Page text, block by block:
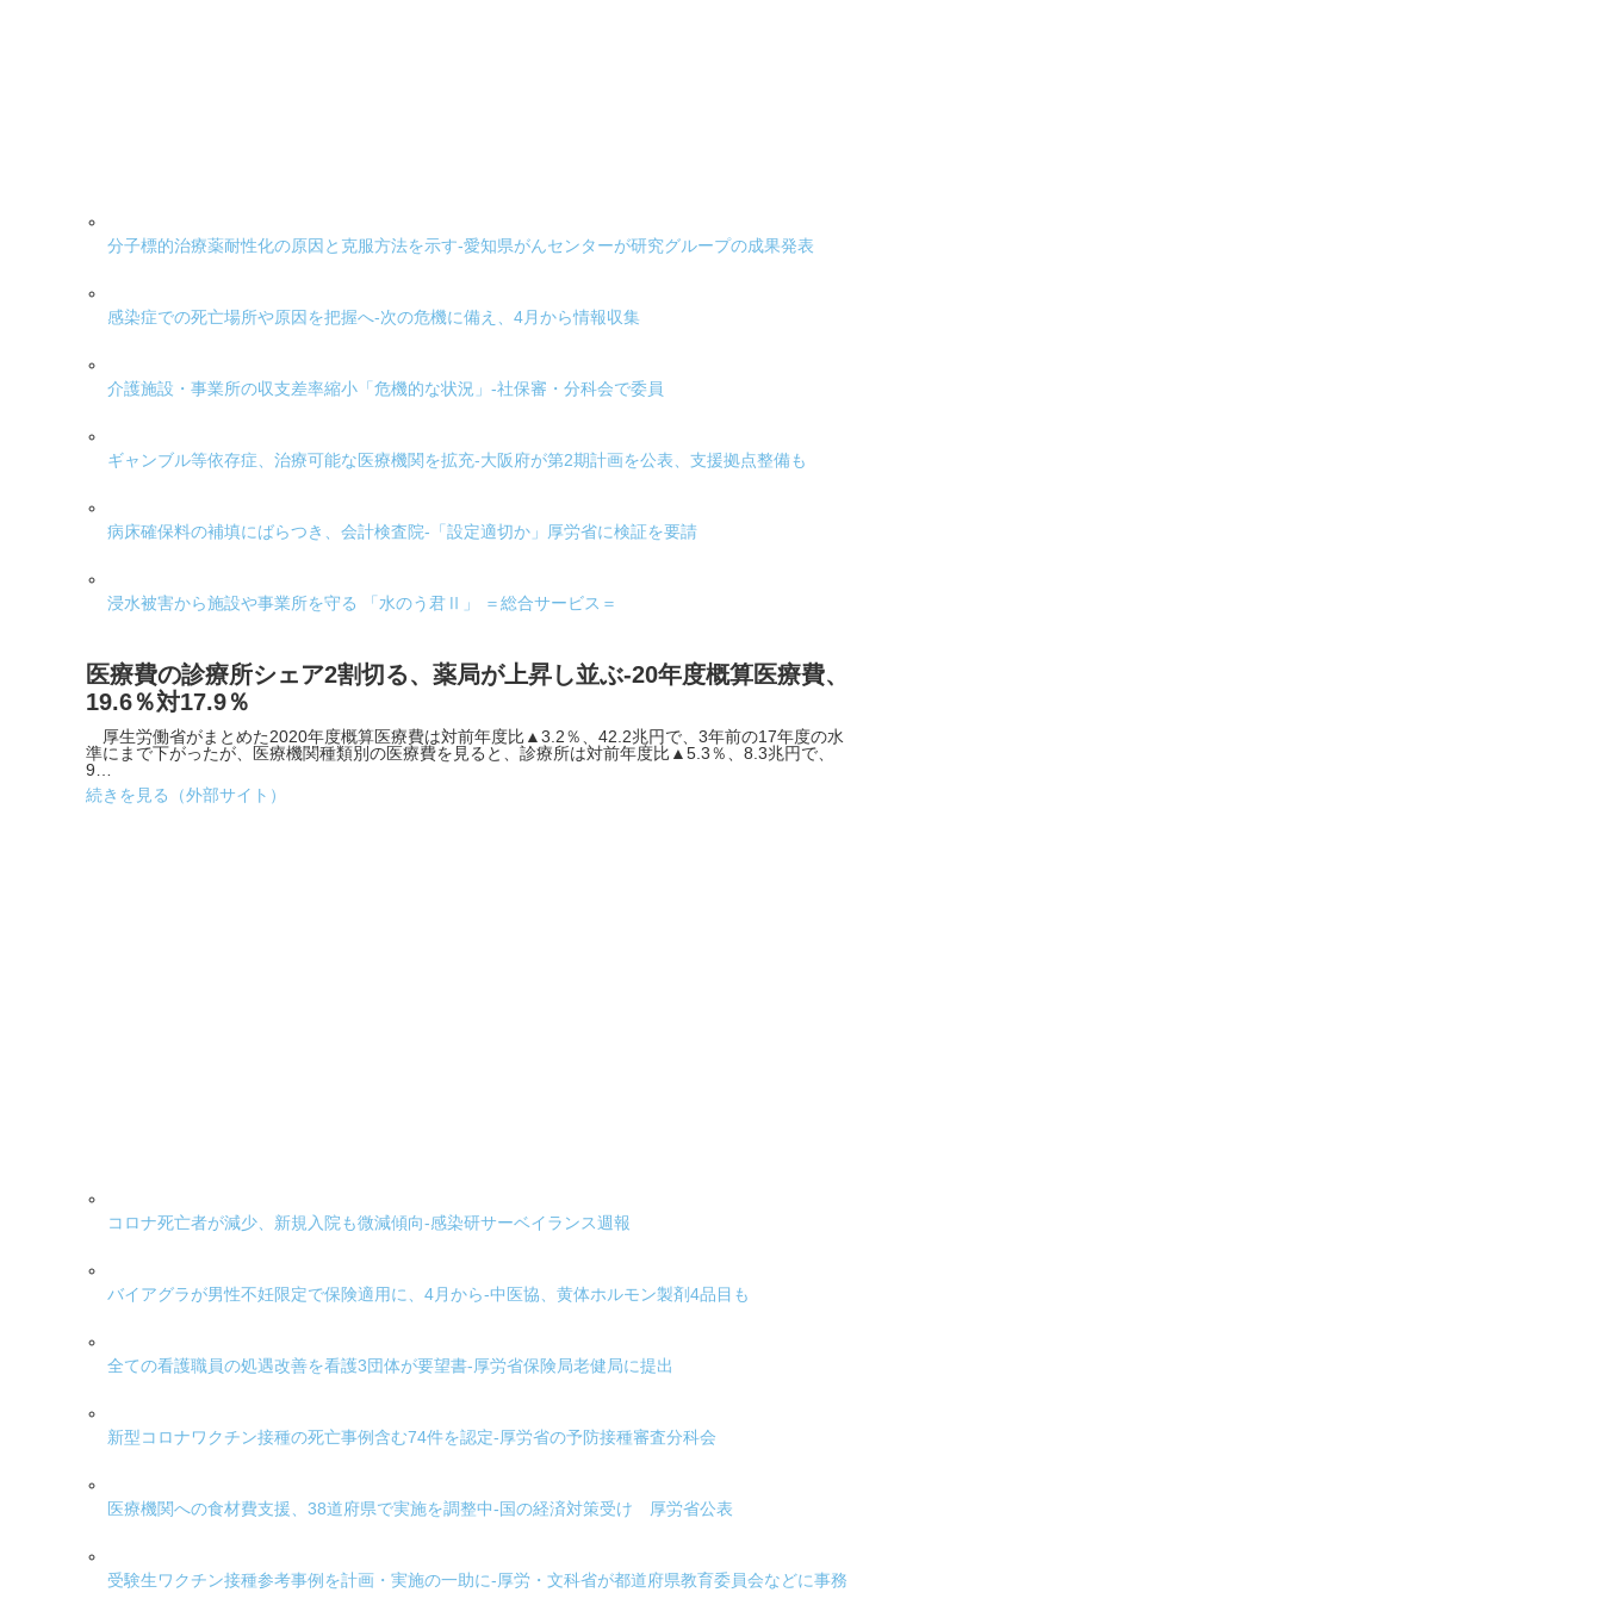
分子標的治療薬耐性化の原因と克服方法を示す-愛知県がんセンターが研究グループの成果発表
感染症での死亡場所や原因を把握へ-次の危機に備え、4月から情報収集
介護施設・事業所の収支差率縮小「危機的な状況」-社保審・分科会で委員
ギャンブル等依存症、治療可能な医療機関を拡充-大阪府が第2期計画を公表、支援拠点整備も
病床確保料の補填にばらつき、会計検査院-「設定適切か」厚労省に検証を要請
浸水被害から施設や事業所を守る 「水のう君Ⅱ」 ＝総合サービス＝
医療費の診療所シェア2割切る、薬局が上昇し並ぶ-20年度概算医療費、
19.6％対17.9％
厚生労働省がまとめた2020年度概算医療費は対前年度比▲3.2％、42.2兆円で、3年前の17年度の水
準にまで下がったが、医療機関種類別の医療費を見ると、診療所は対前年度比▲5.3％、8.3兆円で、
9…
続きを見る（外部サイト）
コロナ死亡者が減少、新規入院も微減傾向-感染研サーベイランス週報
バイアグラが男性不妊限定で保険適用に、4月から-中医協、黄体ホルモン製剤4品目も
全ての看護職員の処遇改善を看護3団体が要望書-厚労省保険局老健局に提出
新型コロナワクチン接種の死亡事例含む74件を認定-厚労省の予防接種審査分科会
医療機関への食材費支援、38道府県で実施を調整中-国の経済対策受け 厚労省公表
受験生ワクチン接種参考事例を計画・実施の一助に-厚労・文科省が都道府県教育委員会などに事務